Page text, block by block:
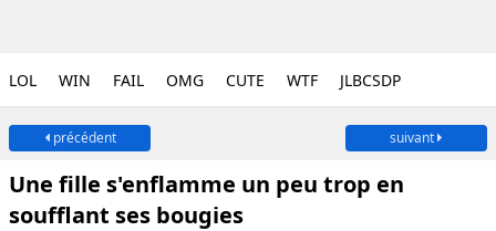
LOL WIN FAIL OMG CUTE WTF JLBCSDP
précédent suivant
Une fille s'enflamme un peu trop en
soufflant ses bougies